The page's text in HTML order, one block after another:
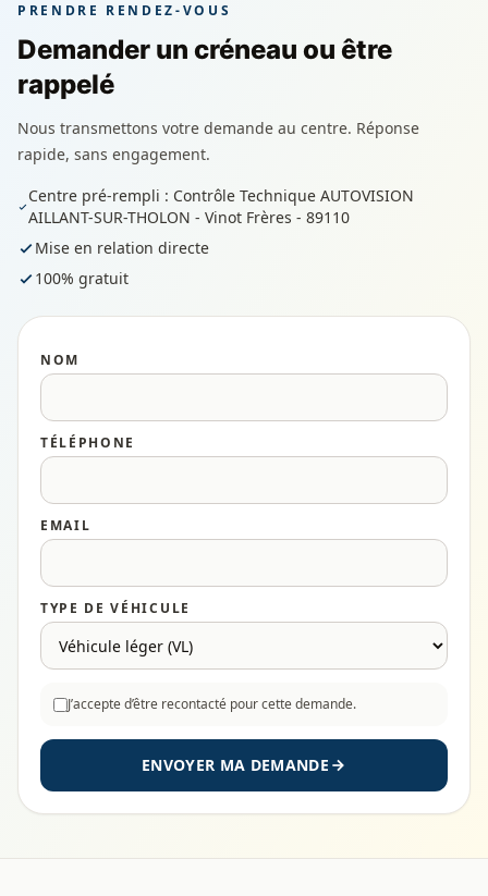
PRENDRE RENDEZ-VOUS
Demander un créneau ou être
rappelé
Nous transmettons votre demande au centre. Réponse
rapide, sans engagement.
Centre pré-rempli : Contrôle Technique AUTOVISION
AILLANT-SUR-THOLON - Vinot Frères - 89110
Mise en relation directe
100% gratuit
NOM
TÉLÉPHONE
EMAIL
TYPE DE VÉHICULE
J’accepte d’être recontacté pour cette demande.
ENVOYER MA DEMANDE